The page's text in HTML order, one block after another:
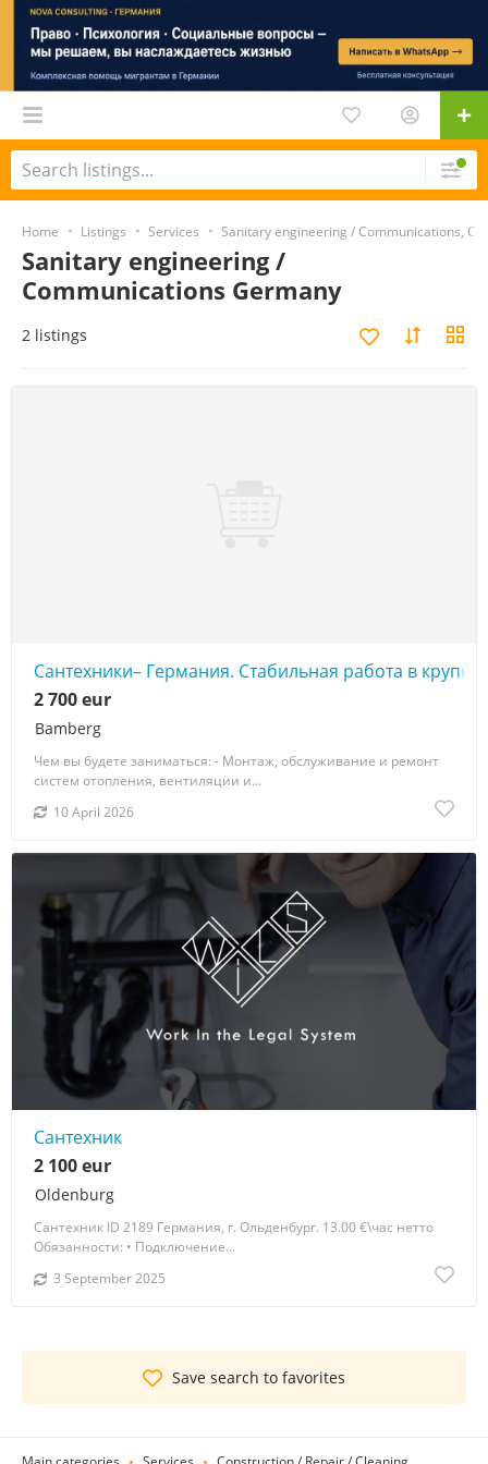
Home Listings Services Sanitary engineering / Communications,
Sanitary engineering /
Communications Germany
2 listings
Сантехники– Германия. Стабильная работа в
Bamberg
2 700 eur
Чем вы будете заниматься: - Монтаж, обслуживание и ремонт
систем отопления, вентиляции и...
10 April 2026
Сантехник
Oldenburg
2 100 eur
Сантехник ID 2189 Германия, г. Ольденбург. 13.00 €\час нетто
Обязанности: • Подключение...
3 September 2025
Save search to favorites